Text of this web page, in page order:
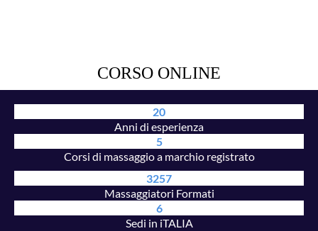
CORSO ONLINE
20
Anni di esperienza
5
Corsi di massaggio a marchio registrato
3257
Massaggiatori Formati
6
Sedi in iTALIA